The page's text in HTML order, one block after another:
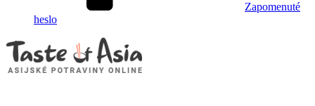
Zapomenuté
heslo